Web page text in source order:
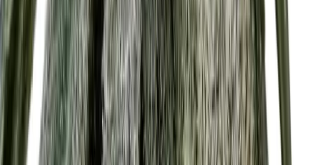
Vaping & Dabbing Lifestyle